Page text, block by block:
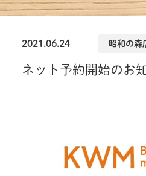
2021.06.24 昭和の森
ネット予約開始のお